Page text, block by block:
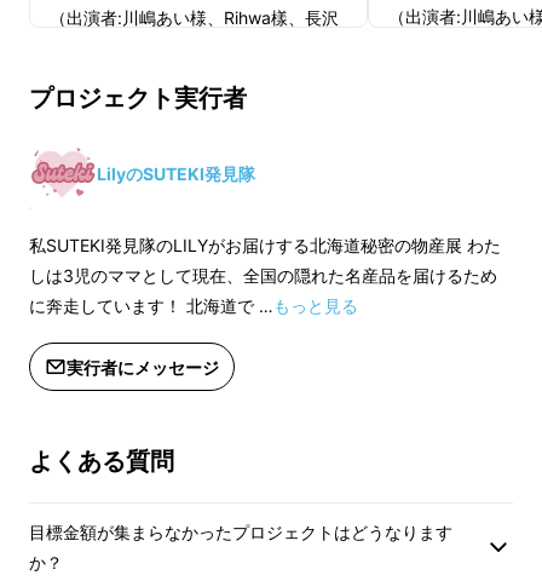
最初の一口から最後の一口まで
まらない」体験をご家庭で
（出演者:川嶋あい様、Rihwa樣、長沢
チケットはMakuakeメッセージでお送
【賞味期限】
【配送時期】
プロジェクト終了後、９月末までに順
次配送を予定しております。
※月定休日の為、発送業務がお休みと
遅れが生じる場合があります。
に時間がかかる場合があります。
（出演者:川嶋あい
製造から２ヶ月間
沖縄・離島など一
プロジェクト実行者
LilyのSUTEKI発見隊
私SUTEKI発見隊のLILYがお届けする北海道秘密の物産展 わた
しは3児のママとして現在、全国の隠れた名産品を届けるため
に奔走しています！ 北海道で …もっと見る
実行者にメッセージ
よくある質問
目標金額が集まらなかったプロジェクトはどうなります
か？